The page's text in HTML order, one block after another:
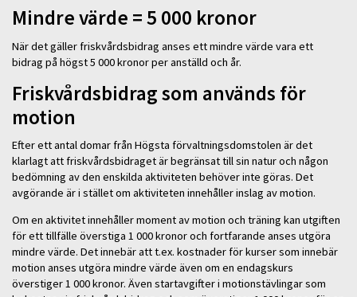
Mindre värde = 5 000 kronor
När det gäller friskvårdsbidrag anses ett mindre värde vara ett
bidrag på högst 5 000 kronor per anställd och år.
Friskvårdsbidrag som används för
motion
Efter ett antal domar från Högsta förvaltningsdomstolen är det
klarlagt att friskvårdsbidraget är begränsat till sin natur och någon
bedömning av den enskilda aktiviteten behöver inte göras. Det
avgörande är i stället om aktiviteten innehåller inslag av motion.
Om en aktivitet innehåller moment av motion och träning kan utgiften
för ett tillfälle överstiga 1 000 kronor och fortfarande anses utgöra
mindre värde. Det innebär att t.ex. kostnader för kurser som innebär
motion anses utgöra mindre värde även om en endagskurs
överstiger 1 000 kronor. Även startavgifter i motionstävlingar som